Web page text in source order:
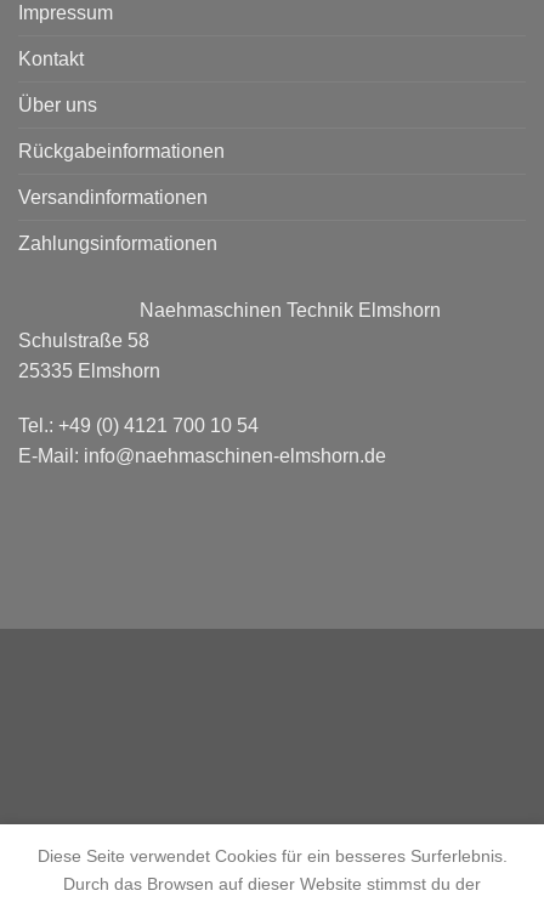
Impressum
Kontakt
Über uns
Rückgabeinformationen
Versandinformationen
Zahlungsinformationen
Naehmaschinen Technik Elmshorn
Schulstraße 58
25335 Elmshorn
Tel.: +49 (0) 4121 700 10 54
E-Mail: info@naehmaschinen-elmshorn.de
Diese Seite verwendet Cookies für ein besseres Surferlebnis.
Durch das Browsen auf dieser Website stimmst du der